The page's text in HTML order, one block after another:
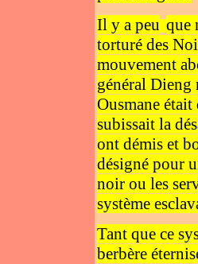
Il y a peu que
torturé des
mouvement
général Dieng
Ousmane
subissait la
ont démis et
désigné pour
noir ou les
système
Tant que ce
berbère